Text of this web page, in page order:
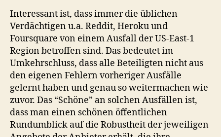
Interessant ist, dass immer die üblichen
Verdächtigen u.a. Reddit, Heroku und
Foursquare von einem Ausfall der US-East-1
Region betroffen sind. Das bedeutet im
Umkehrschluss, dass alle Beteiligten nicht aus
den eigenen Fehlern vorheriger Ausfälle
gelernt haben und genau so weitermachen wie
zuvor. Das “Schöne” an solchen Ausfällen ist,
dass man einen schönen öffentlichen
Rundumblick auf die Robustheit der jeweiligen